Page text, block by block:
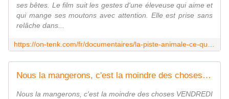
ses bêtes. Le film suit les gestes d'une éleveuse qui aime et
qui mange ses moutons avec attention. Elle est prise sans
relâche dans...
Nous la mangerons, c'est la moindre des choses - Festival international pastoralismes et grands espaces
Nous la mangerons, c'est la moindre des choses VENDREDI